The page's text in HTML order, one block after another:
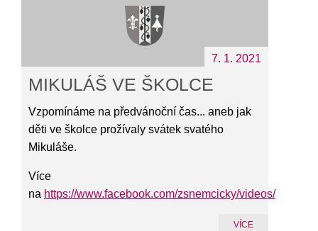
7. 1. 2021
MIKULÁŠ VE ŠKOLCE
Vzpomínáme na předvánoční čas... aneb jak
děti ve školce prožívaly svátek svatého
Mikuláše.
Více
na https://www.facebook.com/zsnemcicky/videos/
VÍCE